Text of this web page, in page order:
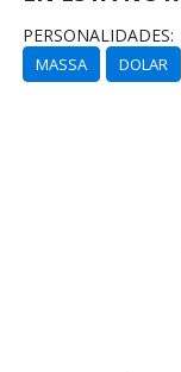
PERSONALIDADES:
MASSA DOLAR